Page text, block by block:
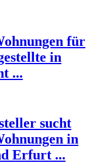
für
in
...
sucht
in
Erfurt ...